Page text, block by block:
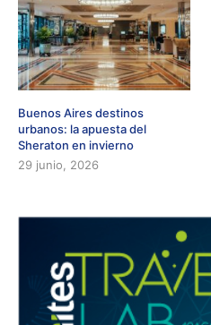
Buenos Aires destinos
urbanos: la apuesta del
Sheraton en invierno
29 junio, 2026